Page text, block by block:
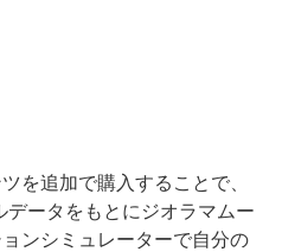
を追加で購入することで、
ータをもとにジオラマムー
ンシミュレーターで自分の